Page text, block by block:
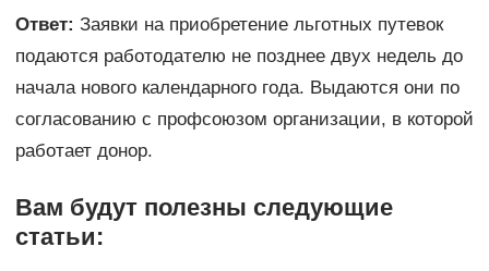
Ответ: Заявки на приобретение льготных путевок
подаются работодателю не позднее двух недель до
начала нового календарного года. Выдаются они по
согласованию с профсоюзом организации, в которой
работает донор.
Вам будут полезны следующие
статьи: